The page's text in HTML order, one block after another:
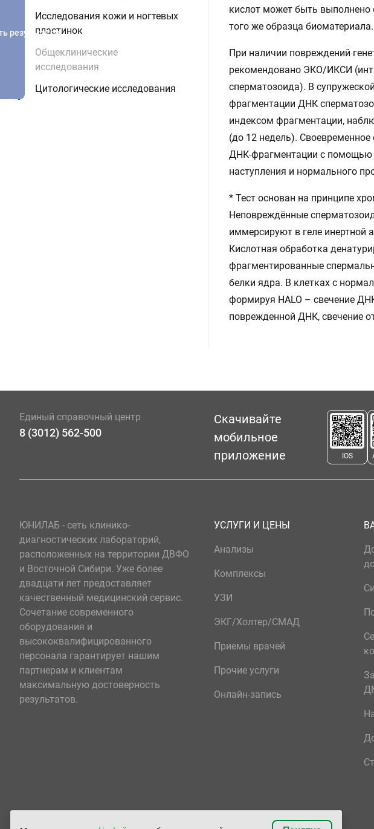
Исследования кожи и ногтевых
пластинок
Общеклинические
исследования
Цитологические исследования
кислот может быть выполнено
того же образца биоматериала.
При наличии повреждений
рекомендовано ЭКО/ИКСИ
сперматозоида). В
фрагментации ДНК
индексом фрагментации,
(до 12 недель).
ДНК-фрагментации с помощью
наступления и нормального
* Тест основан на принципе
Неповреждённые
иммерсируют в геле инертной
Кислотная обработка
фрагментированные
белки ядра. В клетках с
формируя HALO – свечение
поврежденной ДНК, свечение
результатов
Единый справочный центр
8 (3012) 562-500
Скачивайте
мобильное
приложение
IOS
ЮНИЛАБ - сеть клинико-
диагностических лабораторий,
расположенных на территории ДВФО
и Восточной Сибири. Уже более
двадцати лет предоставляет
качественный медицинский сервис.
Сочетание современного
оборудования и
высококвалифицированного
персонала гарантирует нашим
партнерам и клиентам
максимальную достоверность
результатов.
УСЛУГИ И ЦЕНЫ
Анализы
Комплексы
УЗИ
ЭКГ/Холтер/СМАД
Приемы врачей
Прочие услуги
Онлайн-запись